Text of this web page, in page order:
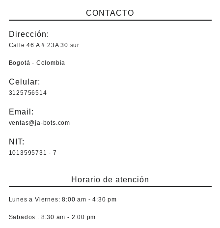
CONTACTO
Dirección:
Calle 46 A # 23A 30 sur
Bogotá - Colombia
Celular:
3125756514
Email:
ventas@ja-bots.com
NIT:
1013595731 - 7
Horario de atención
Lunes a Viernes: 8:00 am - 4:30 pm
Sabados : 8:30 am - 2:00 pm